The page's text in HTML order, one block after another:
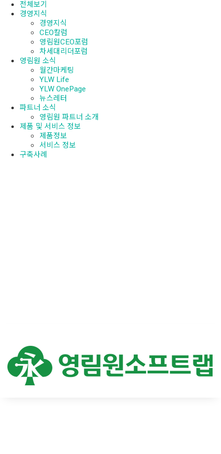
전체보기
경영지식
경영지식
CEO칼럼
영림원CEO포럼
차세대리더포럼
영림원 소식
월간마케팅
YLW Life
YLW OnePage
뉴스레터
파트너 소식
영림원 파트너 소개
제품 및 서비스 정보
제품정보
서비스 정보
구축사례